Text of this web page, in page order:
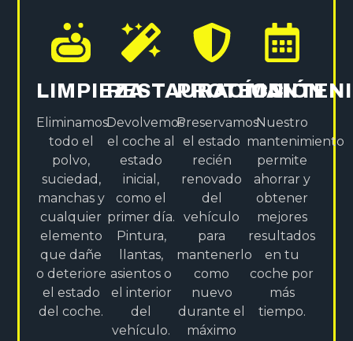
LIMPIEZA
Eliminamos
todo el
polvo,
suciedad,
manchas y
cualquier
elemento
que dañe
o deteriore
el estado
del coche.
RESTAURACÍON
Devolvemos
el coche al
estado
inicial,
como el
primer día.
Pintura,
llantas,
asientos o
el interior
del
vehículo.
PROTECCIÓN
Preservamos
el estado
recién
renovado
del
vehículo
para
mantenerlo
como
nuevo
durante el
máximo
Nuestro
mantenimiento
permite
ahorrar y
obtener
mejores
resultados
en tu
coche por
más
tiempo.